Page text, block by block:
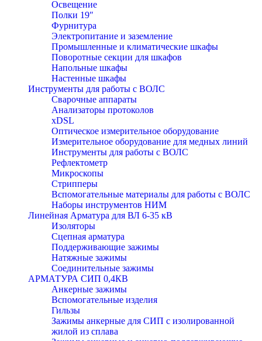
Освещение
Полки 19″
Фурнитура
Электропитание и заземление
Промышленные и климатические шкафы
Поворотные секции для шкафов
Напольные шкафы
Настенные шкафы
Инструменты для работы с ВОЛС
Сварочные аппараты
Анализаторы протоколов
xDSL
Оптическое измерительное оборудование
Измерительное оборудование для медных линий
Инструменты для работы с ВОЛС
Рефлектометр
Микроскопы
Стрипперы
Вспомогательные материалы для работы с ВОЛС
Наборы инструментов НИМ
Линейная Арматура для ВЛ 6-35 кВ
Изоляторы
Сцепная арматура
Поддерживающие зажимы
Натяжные зажимы
Соединительные зажимы
АРМАТУРА СИП 0,4КВ
Анкерные зажимы
Вспомогательные изделия
Гильзы
Зажимы анкерные для СИП с изолированной
жилой из сплава